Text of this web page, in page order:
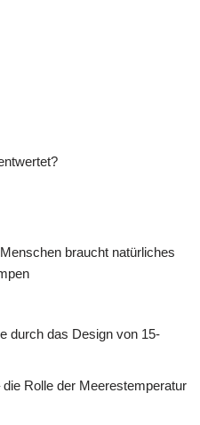
braucht natürliches
durch das Design von 15-
Rolle der Meerestemperatur